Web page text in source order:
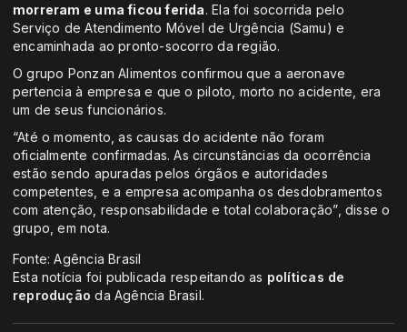
morreram e uma ficou ferida. Ela foi socorrida pelo
Serviço de Atendimento Móvel de Urgência (Samu) e
encaminhada ao pronto-socorro da região.
O grupo Ponzan Alimentos confirmou que a aeronave
pertencia à empresa e que o piloto, morto no acidente, era
um de seus funcionários.
“Até o momento, as causas do acidente não foram
oficialmente confirmadas. As circunstâncias da ocorrência
estão sendo apuradas pelos órgãos e autoridades
competentes, e a empresa acompanha os desdobramentos
com atenção, responsabilidade e total colaboração”, disse o
grupo, em nota.
Fonte: Agência Brasil
Esta notícia foi publicada respeitando as políticas de
reprodução da Agência Brasil.